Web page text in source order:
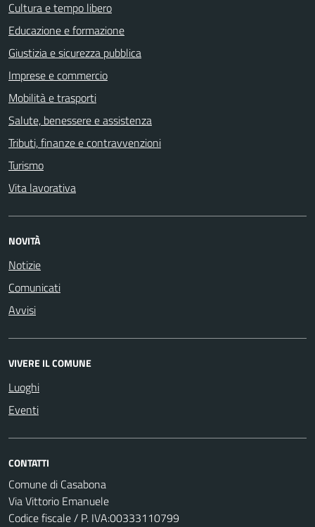
Cultura e tempo libero
Educazione e formazione
Giustizia e sicurezza pubblica
Imprese e commercio
Mobilità e trasporti
Salute, benessere e assistenza
Tributi, finanze e contravvenzioni
Turismo
Vita lavorativa
NOVITÀ
Notizie
Comunicati
Avvisi
VIVERE IL COMUNE
Luoghi
Eventi
CONTATTI
Comune di Casabona
Via Vittorio Emanuele
Codice fiscale / P. IVA:00333110799